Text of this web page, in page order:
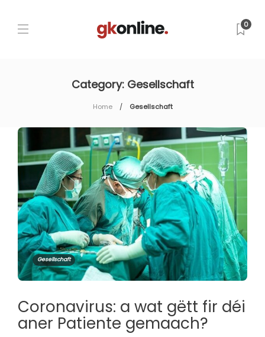
0
Category: Gesellschaft
Home Gesellschaft
Gesellschaft
Coronavirus: a wat gëtt fir déi
aner Patiente gemaach?